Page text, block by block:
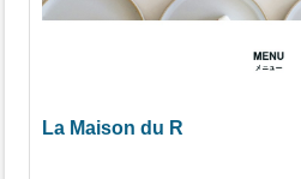
La Maison du R